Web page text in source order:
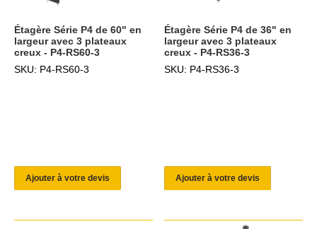
Étagère Série P4 de 60" en
largeur avec 3 plateaux
creux - P4-RS60-3
SKU: P4-RS60-3
Ajouter à votre devis
Étagère Série P4 de 36" en
largeur avec 3 plateaux
creux - P4-RS36-3
SKU: P4-RS36-3
Ajouter à votre devis